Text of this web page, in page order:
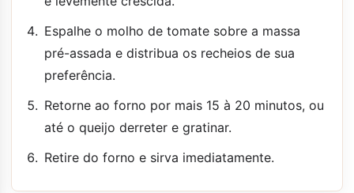
Espalhe o molho de tomate sobre a massa
pré-assada e distribua os recheios de sua
preferência.
Retorne ao forno por mais 15 à 20 minutos, ou
até o queijo derreter e gratinar.
Retire do forno e sirva imediatamente.